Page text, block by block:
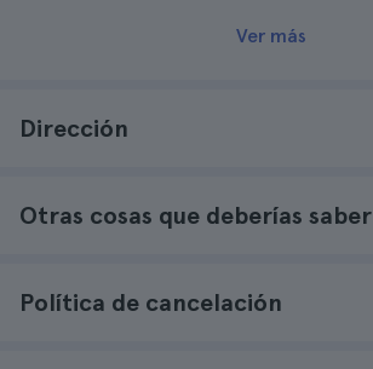
Ver más
Dirección
Otras cosas que deberías saber
Política de cancelación